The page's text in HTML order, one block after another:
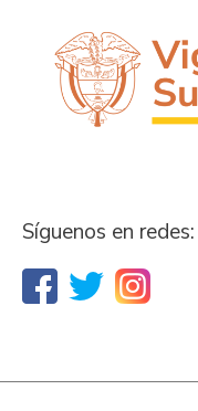
Síguenos en redes: